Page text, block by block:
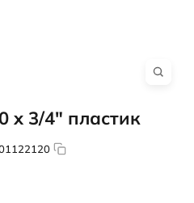
3/4" пластик